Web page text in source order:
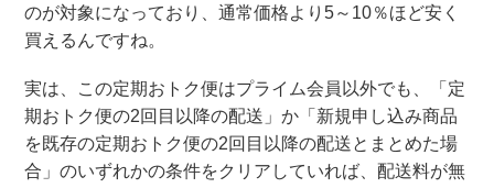
のが対象になっており、通常価格より5～10％ほど安く
買えるんですね。
実は、この定期おトク便はプライム会員以外でも、「定
期おトク便の2回目以降の配送」か「新規申し込み商品
を既存の定期おトク便の2回目以降の配送とまとめた場
合」のいずれかの条件をクリアしていれば、配送料が無